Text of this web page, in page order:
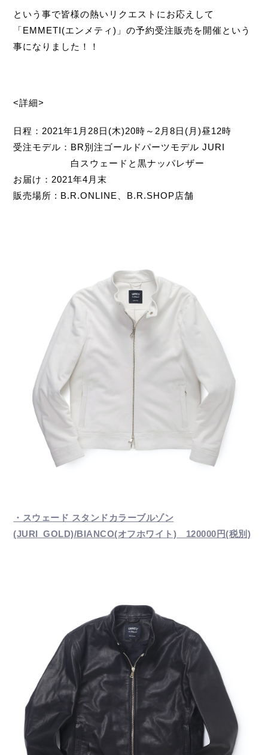
という事で皆様の熱いリクエストにお応えして
「EMMETI(エンメティ)」の予約受注販売を開催という
事になりました！！
<詳細>
日程：2021年1月28日(木)20時～2月8日(月)昼12時
受注モデル：BR別注ゴールドパーツモデル JURI
白スウェードと黒ナッパレザー
お届け：2021年4月末
販売場所 : B.R.ONLINE、B.R.SHOP店舗
・スウェード スタンドカラーブルゾン
(JURI_GOLD)/BIANCO(オフホワイト) 120000円(税別)